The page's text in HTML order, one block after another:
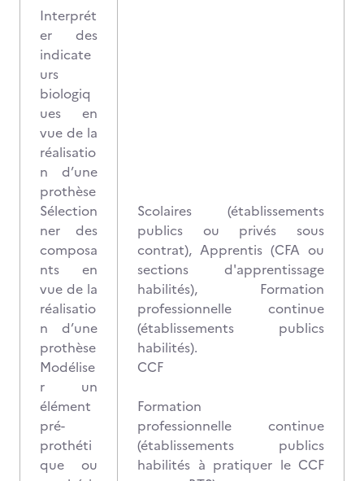
Interprét
er des
indicate
urs
biologiq
ues en
vue de la
réalisatio
n d’une
prothèse
Sélection
ner des
composa
nts en
vue de la
réalisatio
n d’une
prothèse
Modélise
r un
élément
pré-
prothéti
que ou
Scolaires (établissements
publics ou privés sous
contrat), Apprentis (CFA ou
sections d'apprentissage
habilités), Formation
professionnelle continue
(établissements publics
habilités).
CCF
Formation
professionnelle continue
(établissements publics
habilités à pratiquer le CCF